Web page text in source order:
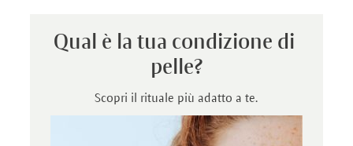
Qual è la tua condizione di
pelle?
Scopri il rituale più adatto a te.